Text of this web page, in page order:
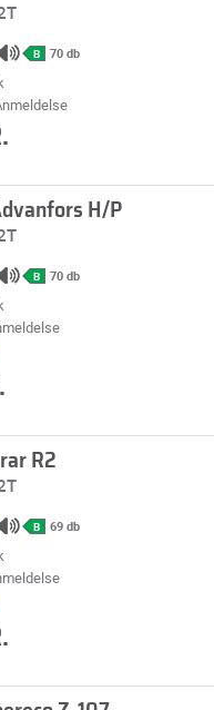
B 70 db
H/P
B 70 db
R2
B 69 db